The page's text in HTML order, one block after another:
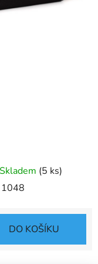
Skladem (5 ks)
1048
DO KOŠÍKU